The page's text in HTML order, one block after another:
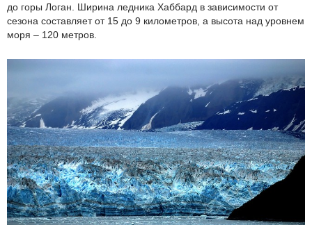
до горы Логан. Ширина ледника Хаббард в зависимости от
сезона составляет от 15 до 9 километров, а высота над уровнем
моря – 120 метров.